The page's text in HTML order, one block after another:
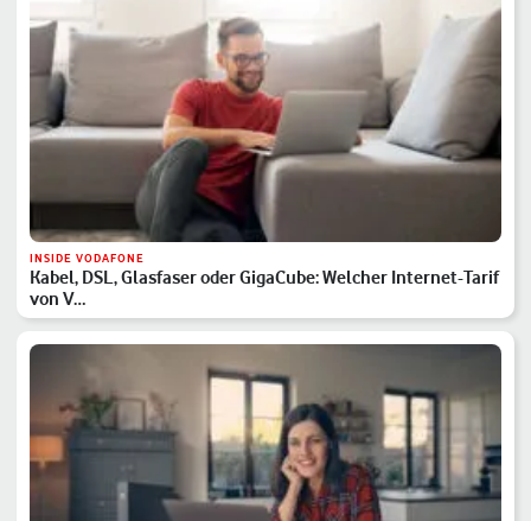
INSIDE VODAFONE
Kabel, DSL, Glasfaser oder GigaCube: Welcher Internet-Tarif
von V…